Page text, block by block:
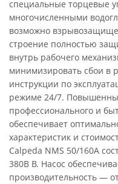
специальные торцевые
многочисленными
возможно
строение полностью
внутрь рабочего
минимизировать сбои в
инструкции по
режиме 24/7.
профессионального и
обеспечивает
характеристик и
Calpeda NMS 50/160A
380В В. Насос
производительность —